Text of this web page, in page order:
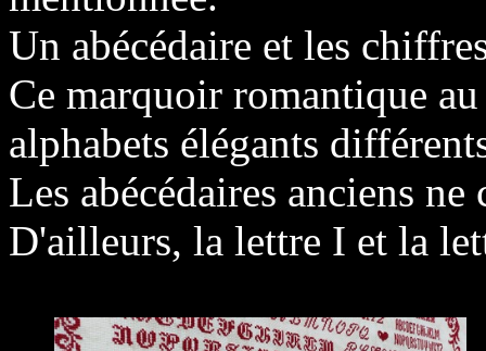
Un abécédaire et les
Ce marquoir romantique
alphabets élégants
Les abécédaires anciens
D'ailleurs, la lettre I et la